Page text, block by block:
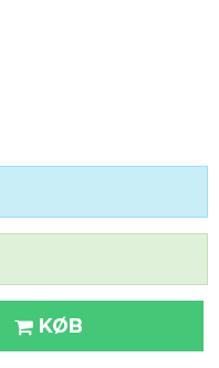
KØB